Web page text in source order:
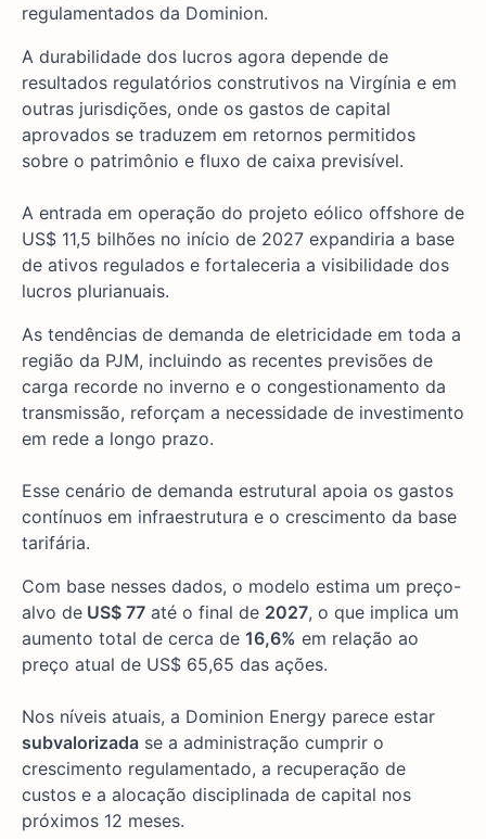
regulamentados da Dominion.
A durabilidade dos lucros agora depende de
resultados regulatórios construtivos na Virgínia e em
outras jurisdições, onde os gastos de capital
aprovados se traduzem em retornos permitidos
sobre o patrimônio e fluxo de caixa previsível.
A entrada em operação do projeto eólico offshore de
US$ 11,5 bilhões no início de 2027 expandiria a base
de ativos regulados e fortaleceria a visibilidade dos
lucros plurianuais.
As tendências de demanda de eletricidade em toda a
região da PJM, incluindo as recentes previsões de
carga recorde no inverno e o congestionamento da
transmissão, reforçam a necessidade de investimento
em rede a longo prazo.
Esse cenário de demanda estrutural apoia os gastos
contínuos em infraestrutura e o crescimento da base
tarifária.
Com base nesses dados, o modelo estima um preço-
alvo de US$ 77 até o final de 2027, o que implica um
aumento total de cerca de 16,6% em relação ao
preço atual de US$ 65,65 das ações.
Nos níveis atuais, a Dominion Energy parece estar
subvalorizada se a administração cumprir o
crescimento regulamentado, a recuperação de
custos e a alocação disciplinada de capital nos
próximos 12 meses.